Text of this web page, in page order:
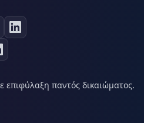
παντός δικαιώματος.